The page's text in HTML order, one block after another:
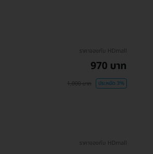
ราคาจองกับ HDmall
970 บาท
1,000 บาท ประหยัด 3%
ราคาจองกับ HDmall